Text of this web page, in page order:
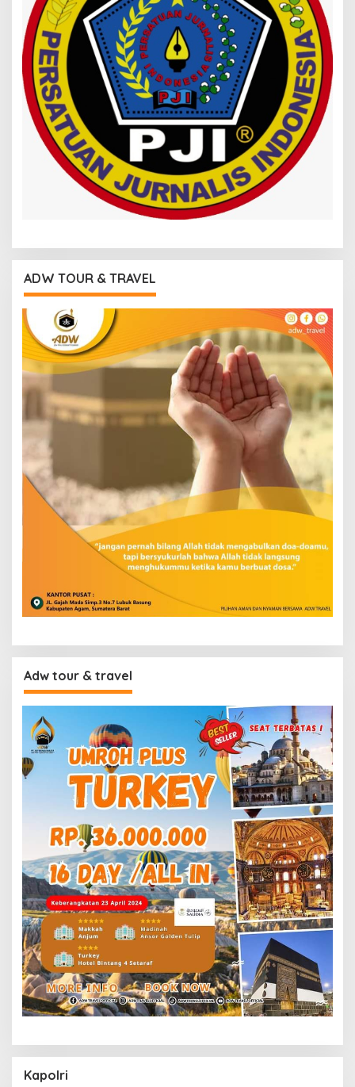
ADW TOUR & TRAVEL
Adw tour & travel
Kapolri